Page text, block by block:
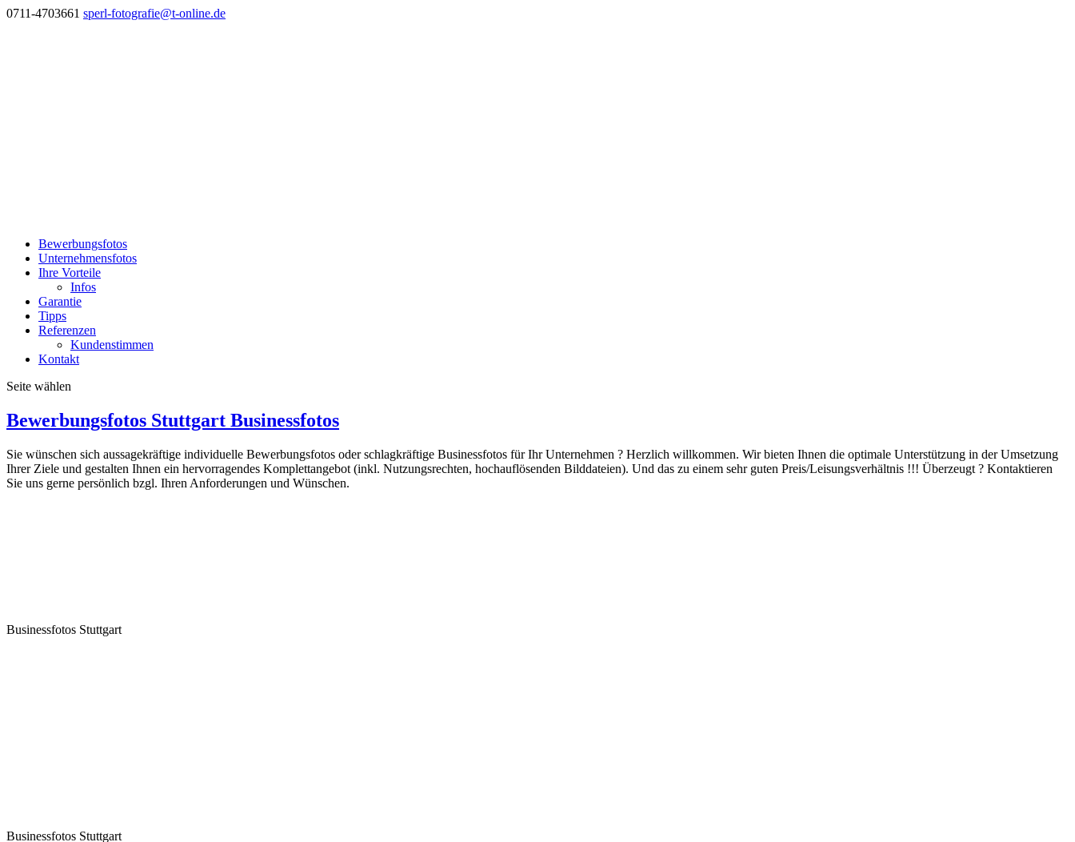
0711-4703661 sperl-fotografie@t-online.de
Bewerbungsfotos
Unternehmensfotos
Ihre Vorteile
Infos
Garantie
Tipps
Referenzen
Kundenstimmen
Kontakt
Seite wählen
Bewerbungsfotos Stuttgart Businessfotos
Sie wünschen sich aussagekräftige individuelle Bewerbungsfotos oder schlagkräftige Businessfotos für Ihr Unternehmen ? Herzlich willkommen. Wir bieten Ihnen die optimale Unterstützung in der Umsetzung
Ihrer Ziele und gestalten Ihnen ein hervorragendes Komplettangebot (inkl. Nutzungsrechten, hochauflösenden Bilddateien). Und das zu einem sehr guten Preis/Leisungsverhältnis !!! Überzeugt ? Kontaktieren
Sie uns gerne persönlich bzgl. Ihren Anforderungen und Wünschen.
Businessfotos Stuttgart
Businessfotos Stuttgart